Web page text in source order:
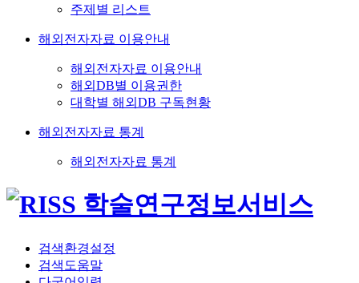
주제별 리스트
해외전자자료 이용안내
해외전자자료 이용안내
해외DB별 이용권한
대학별 해외DB 구독현황
해외전자자료 통계
해외전자자료 통계
검색환경설정
검색도움말